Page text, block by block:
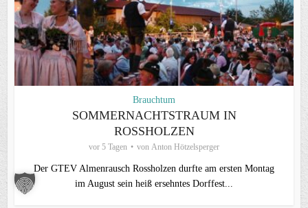
Brauchtum
SOMMERNACHTSTRAUM IN
ROSSHOLZEN
vor 5 Tagen von Anton Hötzelsperger
Der GTEV Almenrausch Rossholzen durfte am ersten Montag
im August sein heiß ersehntes Dorffest...